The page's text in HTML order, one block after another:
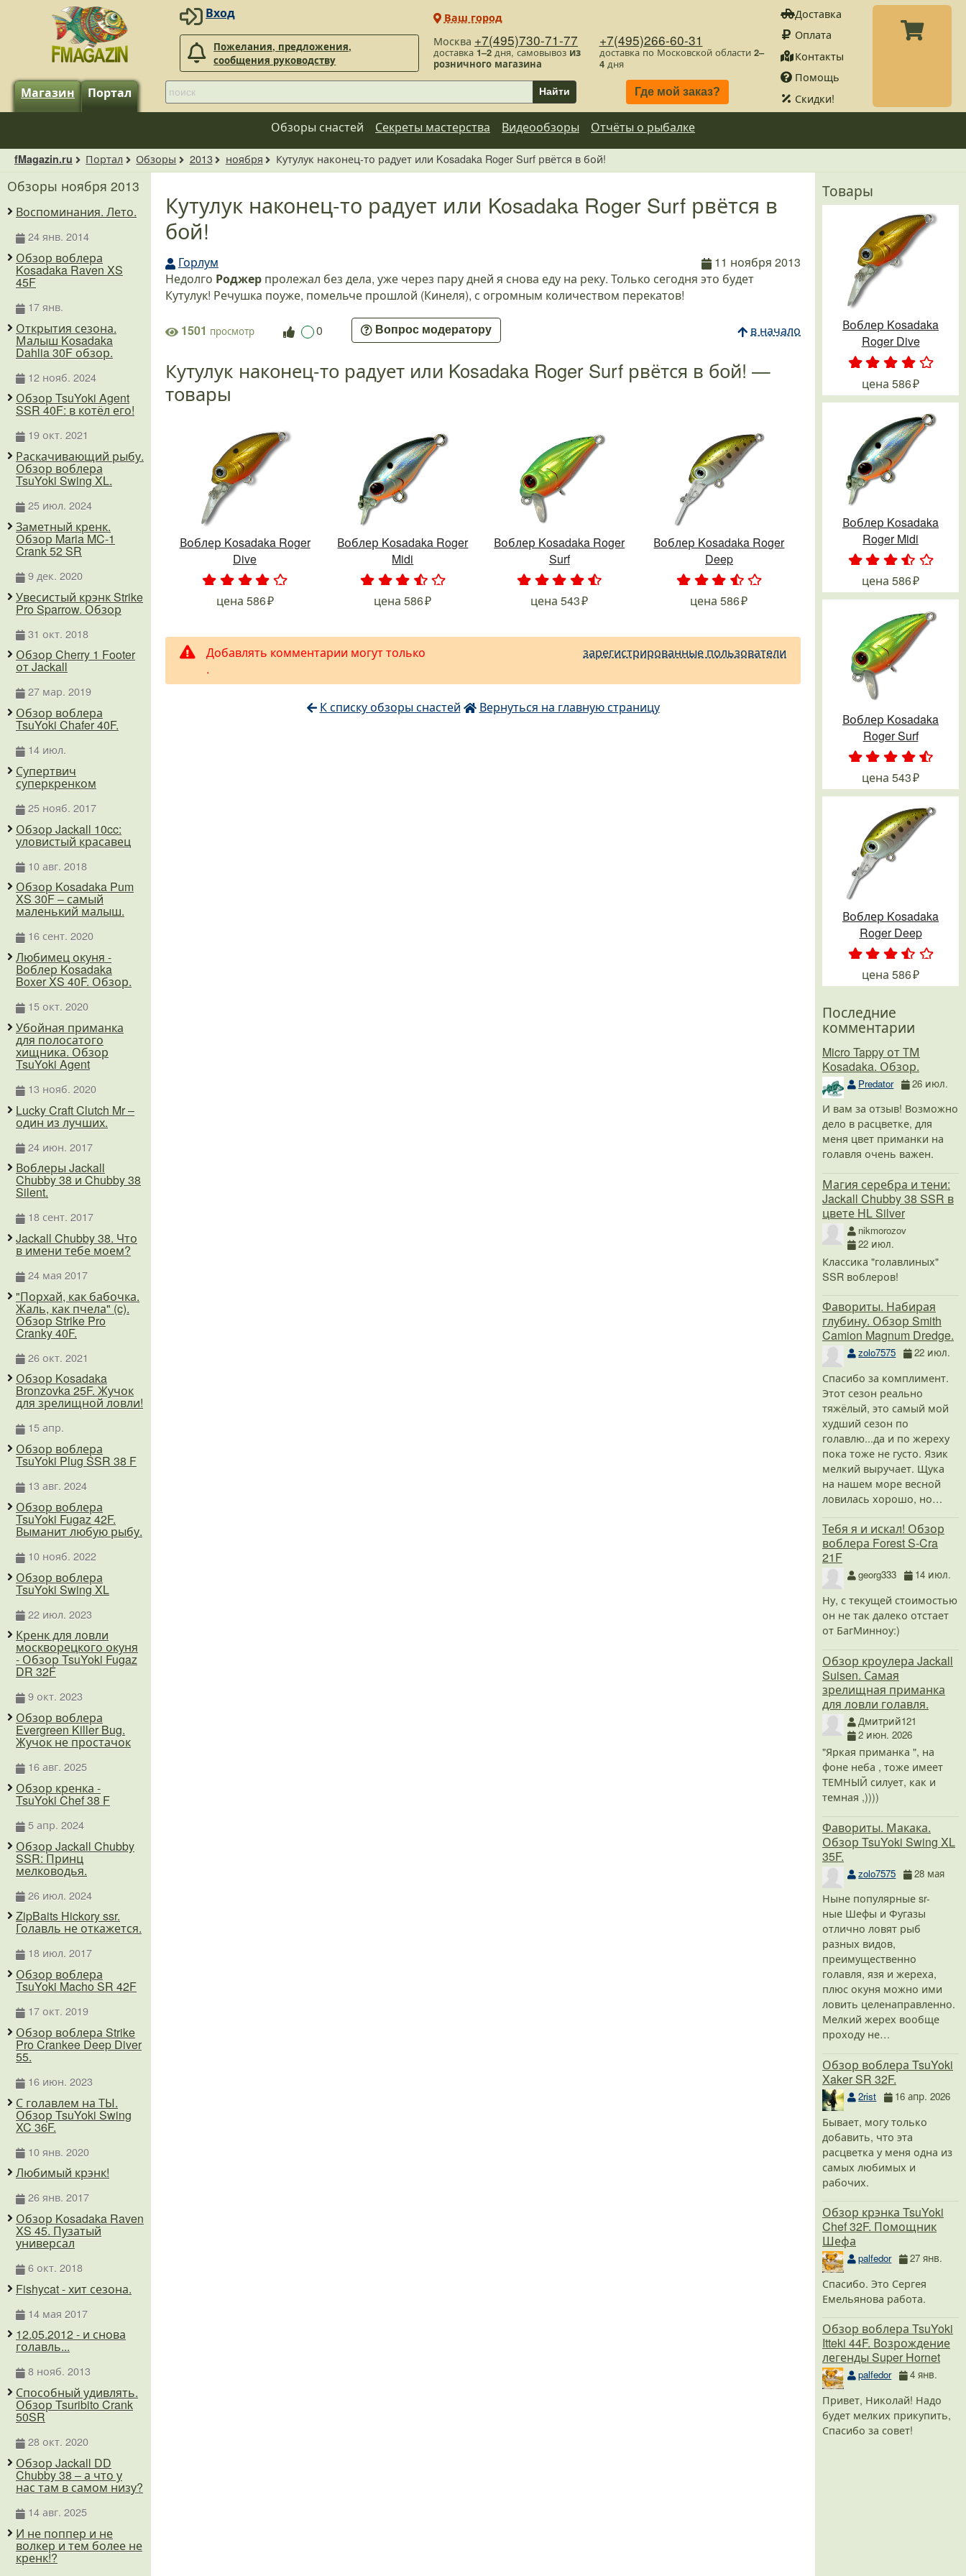
Вход
Пожелания, предложения,
сообщения руководству
Доставка
Оплата
Контакты
Помощь
Скидки!
Москва +7(495)730-71-77
доставка 1–2дня, самовывоз из
розничного магазина
+7(495)266-60-31
доставка по Московской области 2–
4дня
Ваш город
Где мой заказ?
Магазин Портал Найти
Обзоры снастей Секреты мастерства Видеообзоры Отчёты о рыбалке
fMagazin.ru Портал Обзоры 2013 ноября Кутулук наконец-то радует или Kosadaka Roger Surf рвётся в бой!
Кутулук наконец-то радует или Kosadaka Roger Surf рвётся в
бой!
Горлум
11 ноября 2013
Недолго Роджер пролежал без дела, уже через пару дней я снова еду на реку. Только сегодня это будет
Кутулук! Речушка поуже, помельче прошлой (Кинеля), с огромным количеством перекатов!
1501 просмотр 0 Вопрос модератору в начало
Кутулук наконец-то радует или Kosadaka Roger Surf рвётся в бой! —
товары
Воблер Kosadaka Roger
Dive
. .
цена 586
Воблер Kosadaka Roger
Midi
. .
цена586
Воблер Kosadaka Roger
Surf
. .
цена543
Воблер Kosadaka Roger
Deep
. .
цена586
Добавлять комментарии могут только
зарегистрированные пользователи
.
К списку обзоры снастей Вернуться на главную страницу
Обзоры ноября 2013
Воспоминания. Лето.
24 янв. 2014
Обзор воблера
Kosadaka Raven XS
45F
17 янв.
Открытия сезона.
Малыш Kosadaka
Dahlia 30F обзор.
12 нояб. 2024
Обзор TsuYoki Agent
SSR 40F: в котёл его!
19 окт. 2021
Раскачивающий рыбу.
Обзор воблера
TsuYoki Swing XL.
25 июл. 2024
Заметный кренк.
Обзор Maria MC-1
Crank 52 SR
9 дек. 2020
Увесистый крэнк Strike
Pro Sparrow. Обзор
31 окт. 2018
Обзор Cherry 1 Footer
от Jackall
27 мар. 2019
Обзор воблера
TsuYoki Chafer 40F.
14 июл.
Супертвич
суперкренком
25 нояб. 2017
Обзор Jackall 10cc:
уловистый красавец
10 авг. 2018
Обзор Kosadaka Pum
XS 30F – самый
маленький малыш.
16 сент. 2020
Любимец окуня -
Воблер Kosadaka
Boxer XS 40F. Обзор.
15 окт. 2020
Убойная приманка
для полосатого
хищника. Обзор
TsuYoki Agent
13 нояб. 2020
Lucky Craft Clutch Mr –
один из лучших.
24 июн. 2017
Воблеры Jackall
Chubby 38 и Chubby 38
Silent.
18 сент. 2017
Jackall Chubby 38. Что
в имени тебе моем?
24 мая 2017
"Порхай, как бабочка.
Жаль, как пчела" (c).
Обзор Strike Pro
Cranky 40F.
26 окт. 2021
Обзор Kosadaka
Bronzovka 25F. Жучок
для зрелищной ловли!
15 апр.
Обзор воблера
TsuYoki Plug SSR 38 F
13 авг. 2024
Обзор воблера
TsuYoki Fugaz 42F.
Выманит любую рыбу.
10 нояб. 2022
Обзор воблера
TsuYoki Swing XL
22 июл. 2023
Кренк для ловли
москворецкого окуня
- Обзор TsuYoki Fugaz
DR 32F
9 окт. 2023
Обзор воблера
Evergreen Killer Bug.
Жучок не простачок
16 авг. 2025
Обзор кренка -
TsuYoki Chef 38 F
5 апр. 2024
Обзор Jackall Chubby
SSR: Принц
мелководья.
26 июл. 2024
ZipBaits Hickory ssr.
Голавль не откажется.
18 июл. 2017
Обзор воблера
TsuYoki Macho SR 42F
17 окт. 2019
Обзор воблера Strike
Pro Crankee Deep Diver
55.
16 июн. 2023
С голавлем на ТЫ.
Обзор TsuYoki Swing
XC 36F.
10 янв. 2020
Любимый крэнк!
26 янв. 2017
Обзор Kosadaka Raven
XS 45. Пузатый
универсал
6 окт. 2018
Fishycat - хит сезона.
14 мая 2017
12.05.2012 - и снова
голавль...
8 нояб. 2013
Способный удивлять.
Обзор Tsuribito Crank
50SR
28 окт. 2020
Обзор Jackall DD
Chubby 38 – а что у
нас там в самом низу?
14 авг. 2025
И не поппер и не
волкер и тем более не
кренк!?
Товары
Воблер Kosadaka
Roger Dive
. .
цена 586
Воблер Kosadaka
Roger Midi
. .
цена 586
Воблер Kosadaka
Roger Surf
. .
цена 543
Воблер Kosadaka
Roger Deep
. .
цена 586
Последние
комментарии
Micro Tappy от ТМ
Kosadaka. Обзор.
Predator 26 июл.
И вам за отзыв! Возможно
дело в расцветке, для
меня цвет приманки на
голавля очень важен.
Магия серебра и тени:
Jackall Chubby 38 SSR в
цвете HL Silver
nikmorozov
22 июл.
Классика "голавлиных"
SSR воблеров!
Фавориты. Набирая
глубину. Обзор Smith
Camion Magnum Dredge.
zolo7575 22 июл.
Спасибо за комплимент.
Этот сезон реально
тяжёлый, это самый мой
худший сезон по
голавлю...да и по жереху
пока тоже не густо. Язик
мелкий выручает. Щука
на нашем море весной
ловилась хорошо, но…
Тебя я и искал! Обзор
воблера Forest S-Cra
21F
georg333 14 июл.
Ну, с текущей стоимостью
он не так далеко отстает
от БагМинноу:)
Обзор кроулера Jackall
Suisen. Самая
зрелищная приманка
для ловли голавля.
Дмитрий121
2 июн. 2026
"Яркая приманка ", на
фоне неба , тоже имеет
ТЕМНЫЙ силует, как и
темная ,))))
Фавориты. Макака.
Обзор TsuYoki Swing XL
35F.
zolo7575 28 мая
Ныне популярные sr-
ные Шефы и Фугазы
отлично ловят рыб
разных видов,
преимущественно
голавля, язя и жереха,
плюс окуня можно ими
ловить целенаправленно.
Мелкий жерех вообще
проходу не…
Обзор воблера TsuYoki
Xaker SR 32F.
2rist 16 апр. 2026
Бывает, могу только
добавить, что эта
расцветка у меня одна из
самых любимых и
рабочих.
Обзор крэнка TsuYoki
Chef 32F. Помощник
Шефа
palfedor 27 янв.
Спасибо. Это Сергея
Емельянова работа.
Обзор воблера TsuYoki
Itteki 44F. Возрождение
легенды Super Hornet
palfedor 4 янв.
Привет, Николай! Надо
будет мелких прикупить,
Спасибо за совет!